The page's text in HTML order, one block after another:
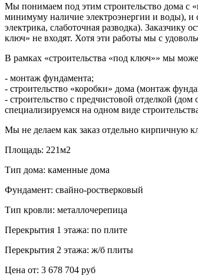
Мы понимаем под этим строительство дома с
минимуму наличие электроэнергии и воды), и
электрика, слаботочная разводка). Заказчику
ключ» не входят. Хотя эти работы мы с
В рамках «строительства «под ключ»» мы
- монтаж фундамента;
- строительство «коробки» дома (монтаж
- строительство с предчистовой отделкой
специализируемся на одном виде
Мы не делаем как заказ отдельно кирпичную
Площадь: 221м2
Тип дома: каменные дома
Фундамент: свайно-ростверковый
Тип кровли: металлочерепица
Перекрытия 1 этажа: по плите
Перекрытия 2 этажа: ж/б плиты
Цена от: 3 678 704 руб